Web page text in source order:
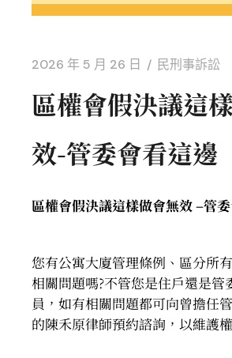
2026 年 5 月 26 日 民刑事訴訟
區權會假決議這
效-管委會看這邊
區權會假決議這樣做會無效 –管
您有公寓大廈管理條例、區分所
相關問題嗎?不管您是住戶還是管
員，如有相關問題都可向曾擔任
的陳禾原律師預約諮詢，以維護